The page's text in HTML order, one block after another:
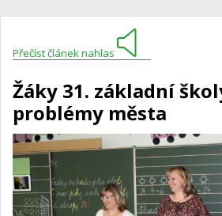
Přečíst článek nahlas
Žáky 31. základní
problémy města